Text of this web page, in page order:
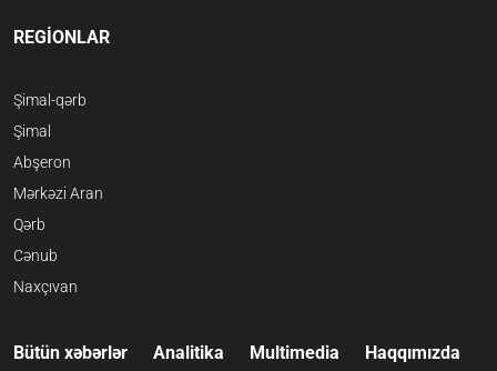
REGİONLAR
Şimal-qərb
Şimal
Abşeron
Mərkəzi Aran
Qərb
Cənub
Naxçıvan
Bütün xəbərlər Analitika Multimedia Haqqımızda